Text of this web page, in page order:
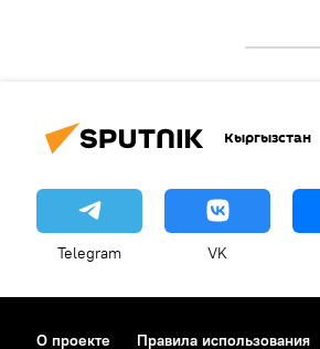
Кыргызстан
Telegram VK
О проекте Правила использования